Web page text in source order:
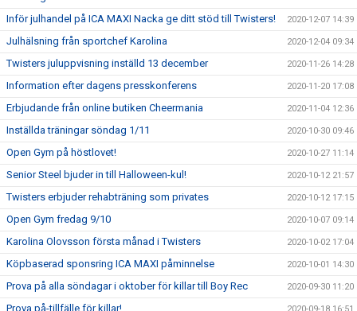
Inför julhandel på ICA MAXI Nacka ge ditt stöd till Twisters! 2020-12-07 14:39
Julhälsning från sportchef Karolina 2020-12-04 09:34
Twisters juluppvisning inställd 13 december 2020-11-26 14:28
Information efter dagens presskonferens 2020-11-20 17:08
Erbjudande från online butiken Cheermania 2020-11-04 12:36
Inställda träningar söndag 1/11 2020-10-30 09:46
Open Gym på höstlovet! 2020-10-27 11:14
Senior Steel bjuder in till Halloween-kul! 2020-10-12 21:57
Twisters erbjuder rehabträning som privates 2020-10-12 17:15
Open Gym fredag 9/10 2020-10-07 09:14
Karolina Olovsson första månad i Twisters 2020-10-02 17:04
Köpbaserad sponsring ICA MAXI påminnelse 2020-10-01 14:30
Prova på alla söndagar i oktober för killar till Boy Rec 2020-09-30 11:20
Prova på-tillfälle för killar!